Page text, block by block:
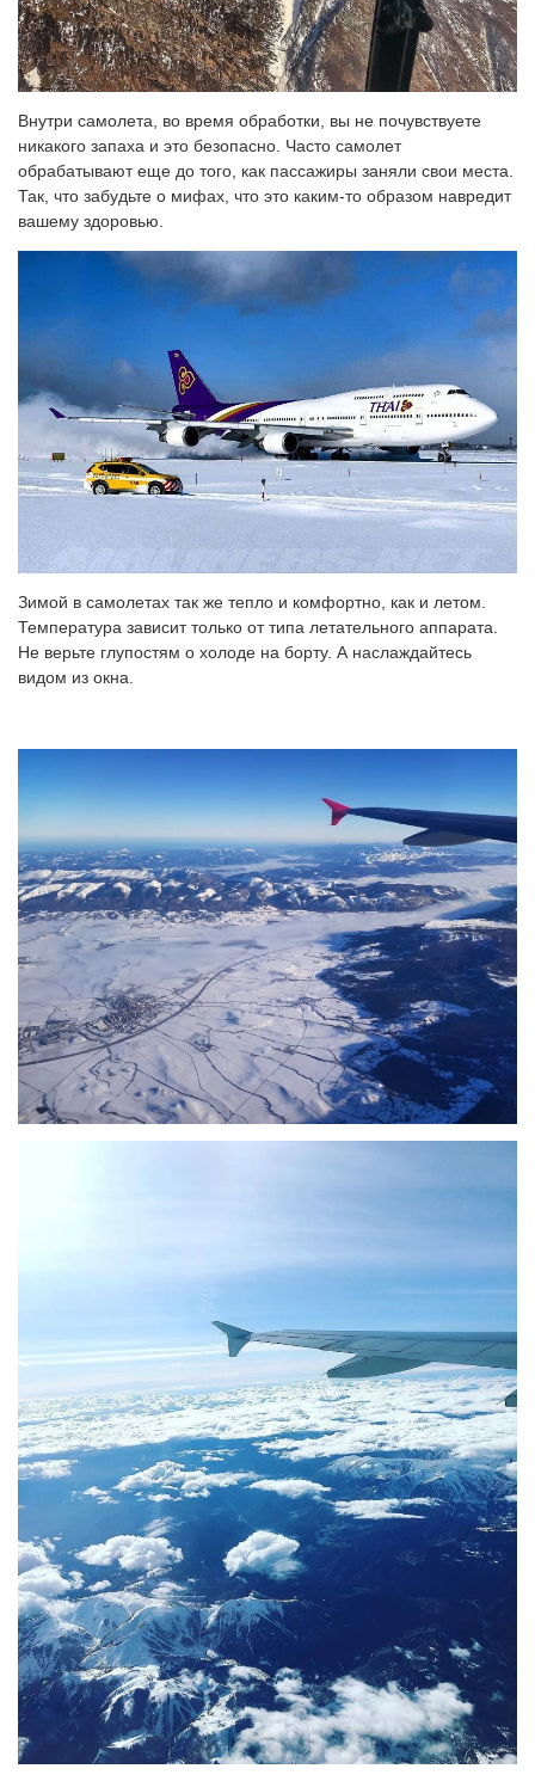
Внутри самолета, во время обработки, вы не почувствуете
никакого запаха и это безопасно. Часто самолет
обрабатывают еще до того, как пассажиры заняли свои места.
Так, что забудьте о мифах, что это каким-то образом навредит
вашему здоровью.
Зимой в самолетах так же тепло и комфортно, как и летом.
Температура зависит только от типа летательного аппарата.
Не верьте глупостям о холоде на борту. А наслаждайтесь
видом из окна.